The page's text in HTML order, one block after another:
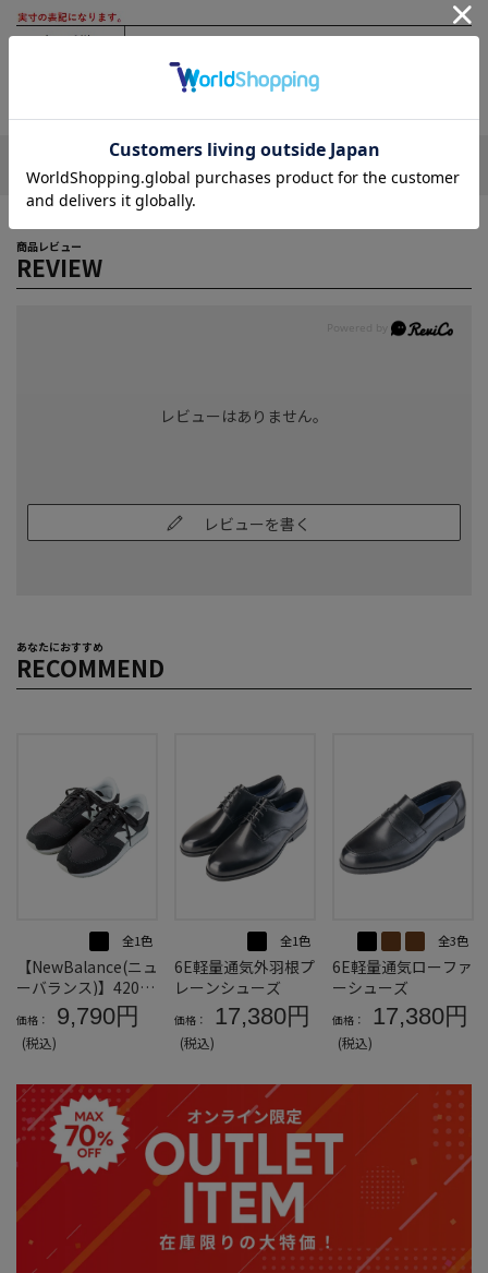
この商品について
商品レビュー
REVIEW
レビューはありません。
レビューを書く
あなたにおすすめ
RECOMMEND
全1色
【NewBalance(ニュ
ーバランス)】420M
UL420MABD
価格： 9,790円
(税込)
全1色
6E軽量通気外羽根プ
レーンシューズ
価格： 17,380円
(税込)
全3色
6E軽量通気ローファ
ーシューズ
価格： 17,380円
(税込)